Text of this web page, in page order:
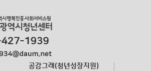
공감그래(청년성장지원)